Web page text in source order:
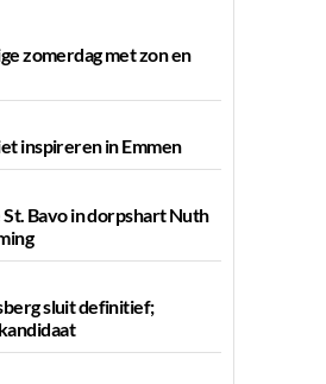
zomerdag met zon en
inspireren in Emmen
Bavo in dorpshart Nuth
sluit definitief;